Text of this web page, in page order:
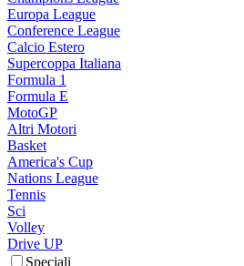
Europa League
Conference League
Calcio Estero
Supercoppa Italiana
Formula 1
Formula E
MotoGP
Altri Motori
Basket
America's Cup
Nations League
Tennis
Sci
Volley
Drive UP
Speciali